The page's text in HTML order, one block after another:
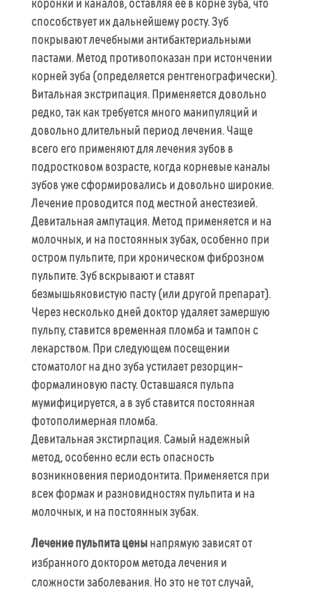
коронки и каналов, оставляя ее в корне зуба, что
способствует их дальнейшему росту. Зуб
покрывают лечебными антибактериальными
пастами. Метод противопоказан при истончении
корней зуба (определяется рентгенографически).
Витальная экстрипация. Применяется довольно
редко, так как требуется много манипуляций и
довольно длительный период лечения. Чаще
всего его применяют для лечения зубов в
подростковом возрасте, когда корневые каналы
зубов уже сформировались и довольно широкие.
Лечение проводится под местной анестезией.
Девитальная ампутация. Метод применяется и на
молочных, и на постоянных зубах, особенно при
остром пульпите, при хроническом фиброзном
пульпите. Зуб вскрывают и ставят
безмышьяковистую пасту (или другой препарат).
Через несколько дней доктор удаляет замершую
пульпу, ставится временная пломба и тампон с
лекарством. При следующем посещении
стоматолог на дно зуба устилает резорцин-
формалиновую пасту. Оставшаяся пульпа
мумифицируется, а в зуб ставится постоянная
фотополимерная пломба.
Девитальная экстирпация. Самый надежный
метод, особенно если есть опасность
возникновения периодонтита. Применяется при
всех формах и разновидностях пульпита и на
молочных, и на постоянных зубах.
Лечение пульпита ценынапрямую зависят от
избранного доктором метода лечения и
сложности заболевания. Но это не тот случай,